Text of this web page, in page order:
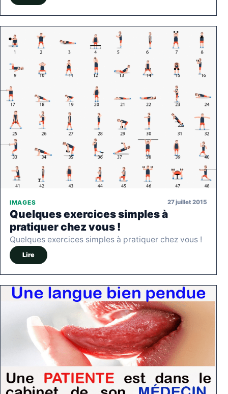
IMAGES 27 juillet 2015
Quelques exercices simples à
pratiquer chez vous !
Quelques exercices simples à pratiquer chez vous !
Lire